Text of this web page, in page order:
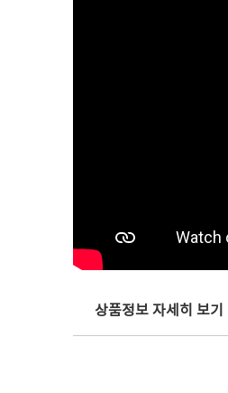
상품정보 자세히 보기